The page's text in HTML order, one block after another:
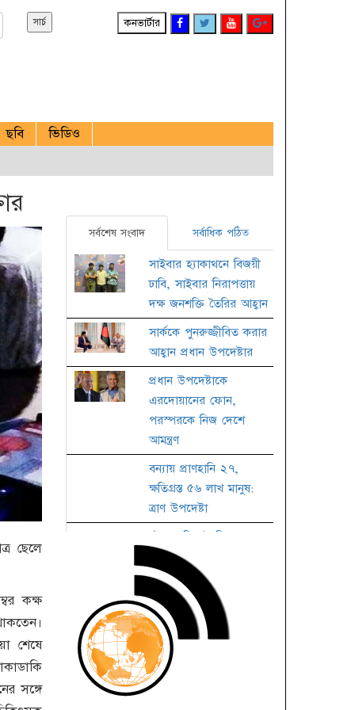
কনভার্টার
ছবি
ভিডিও
ছেলে
কক্ষ
শেষে
সঙ্গে
সর্বশেষ সংবাদ সর্বাধিক পঠিত
সাইবার হ্যাকাথনে বিজয়ী
ঢাবি, সাইবার নিরাপত্তায়
দক্ষ জনশক্তি তৈরির আহ্বান
সার্ককে পুনরুজ্জীবিত করার
আহ্বান প্রধান উপদেষ্টার
প্রধান উপদেষ্টাকে
এরদোয়ানের ফোন,
পরস্পরকে নিজ দেশে
আমন্ত্রণ
বন্যায় প্রাণহানি ২৭,
ক্ষতিগ্রস্ত ৫৬ লাখ মানুষ:
ত্রাণ উপদেষ্টা
চট্টগ্রাম-সিলেট বিভাগে
আজও বৃষ্টির আভাস
জাতীয় কবি নজরুলের
৪৮তম মৃত্যুবার্ষিকী
তালাকের কার্যকরী নিয়ম
জাতীয় চলচ্চিত্র পুরস্কারের
জন্য ছবি আহ্বান